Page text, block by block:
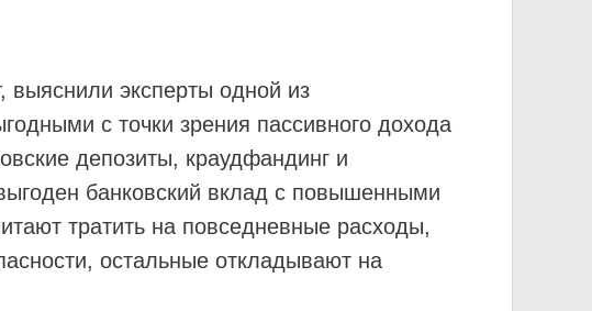
выяснили эксперты одной из
с точки зрения пассивного дохода
депозиты, краудфандинг и
банковский вклад с повышенными
тратить на повседневные расходы,
остальные откладывают на